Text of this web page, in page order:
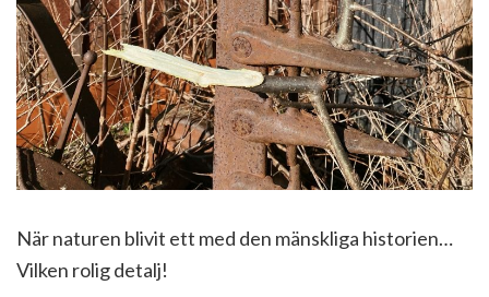
När naturen blivit ett med den mänskliga historien…
Vilken rolig detalj!